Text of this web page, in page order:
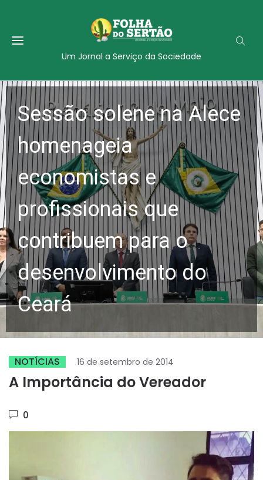
Um Jornal a Serviço da Sociedade
Sessão solene na Alece
homenageia
economistas e
profissionais que
contribuem para o
desenvolvimento do
Ceará
NOTÍCIAS 16 de setembro de 2014
A Importância do Vereador
0